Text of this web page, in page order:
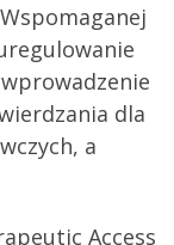
dla
a
Access